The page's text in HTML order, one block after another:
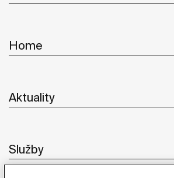
Home
Aktuality
Služby